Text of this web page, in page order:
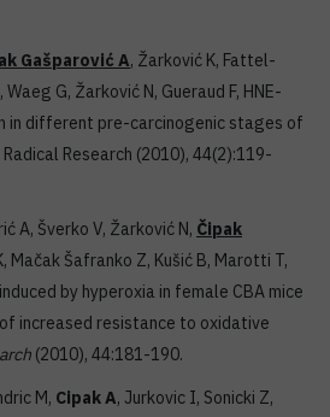
Gašparović A, Žarković K, Fattel-
G, Žarković N, Gueraud F, HNE-
in different pre-carcinogenic stages of
Research (2010), 44(2):119-
A, Šverko V, Žarković N, Čipak
Mačak Šafranko Z, Kušić B, Marotti T,
by hyperoxia in female CBA mice
increased resistance to oxidative
(2010), 44:181-190.
M, Cipak A, Jurkovic I, Sonicki Z,